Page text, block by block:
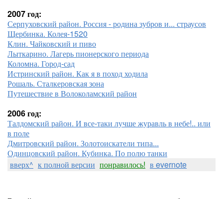
2007 год:
Серпуховский район. Россия - родина зубров и... страусов
Щербинка. Колея-1520
Клин. Чайковский и пиво
Лыткарино. Лагерь пионерского периода
Коломна. Город-сад
Истринский район. Как я в поход ходила
Рошаль. Сталкеровская зона
Путешествие в Волоколамский район
2006 год:
Талдомский район. И все-таки лучше журавль в небе!.. или
в поле
Дмитровский район. Золотоискатели типа...
Одинцовский район. Кубинка. По полю танки
вверх^ к полной версии понравилось! в evernote